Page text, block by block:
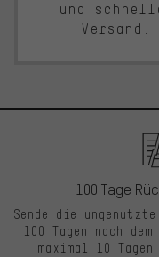
und
Versand.
100 Tage
Sende die
100 Tagen nach
maximal 10 Tagen